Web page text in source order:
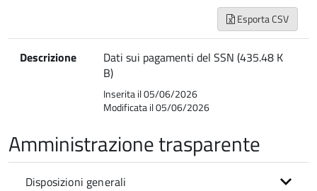
Esporta CSV
Descrizione
Dati sui pagamenti del SSN (435.48 K
B)
Inserita il 05/06/2026
Modificata il 05/06/2026
Amministrazione trasparente
Disposizioni generali